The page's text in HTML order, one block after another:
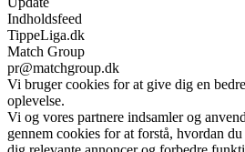
Indholdsfeed
TippeLiga.dk
Match Group
pr@matchgroup.dk
Vi bruger cookies for at give dig en
oplevelse.
Vi og vores partnere indsamler og
gennem cookies for at forstå, hvordan